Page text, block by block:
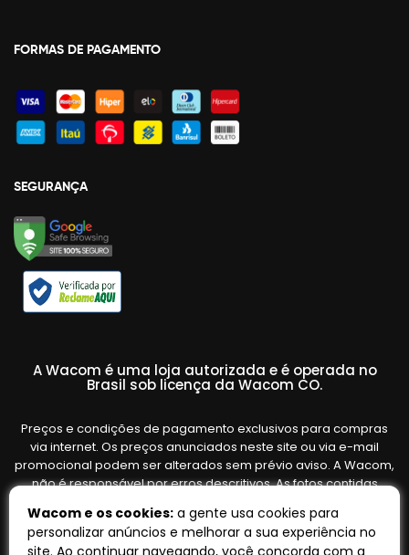
FORMAS DE PAGAMENTO
SEGURANÇA
A Wacom é uma loja autorizada e é operada no
Brasil sob licença da Wacom CO.
Preços e condições de pagamento exclusivos para compras
via internet. Os preços anunciados neste site ou via e-mail
promocional podem ser alterados sem prévio aviso. A Wacom,
não é responsável por erros descritivos. As fotos contidas
variar de acordo com o fornecedor/lote do fabricante. Ofertas
válidas até o término de nossos estoques. Vendas sujeitas à
Wacom e os cookies: a gente usa cookies para
personalizar anúncios e melhorar a sua experiência no
site. Ao continuar navegando, você concorda com a